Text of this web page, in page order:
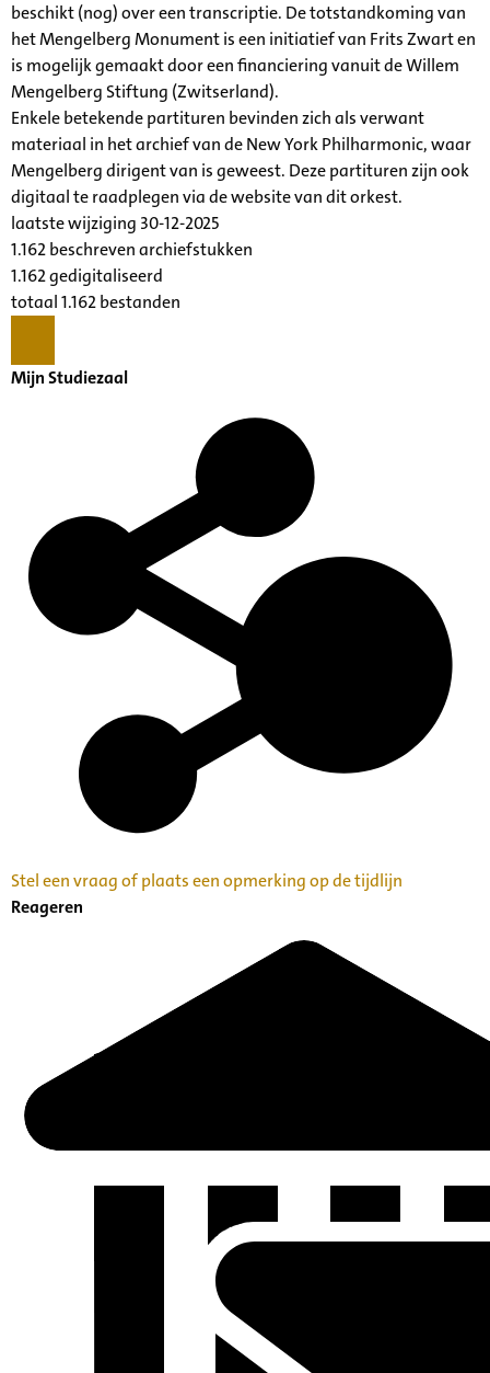
beschikt (nog) over een transcriptie. De totstandkoming van
het Mengelberg Monument is een initiatief van Frits Zwart en
is mogelijk gemaakt door een financiering vanuit de Willem
Mengelberg Stiftung (Zwitserland).
Enkele betekende partituren bevinden zich als verwant
materiaal in het archief van de New York Philharmonic, waar
Mengelberg dirigent van is geweest. Deze partituren zijn ook
digitaal te raadplegen via de website van dit orkest.
laatste wijziging 30-12-2025
1.162 beschreven archiefstukken
1.162 gedigitaliseerd
totaal 1.162 bestanden
Mijn Studiezaal
Stel een vraag of plaats een opmerking op de tijdlijn
Reageren